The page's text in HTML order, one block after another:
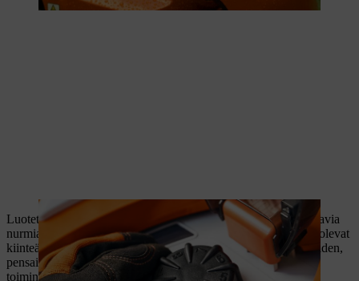
Luotettava iMOW®-robottiruohonleikkuri leikkaa myös haastavia
nurmialueita. Törmäysanturien avulla se havaitsee nurmikolla olevat
kiinteät esteet ja kiertää ne itsenäisesti. Voit myös määrittää puiden,
pensaiden tai kukkapenkkien sijainnit rajoitettujen alueiden
toiminnolla.